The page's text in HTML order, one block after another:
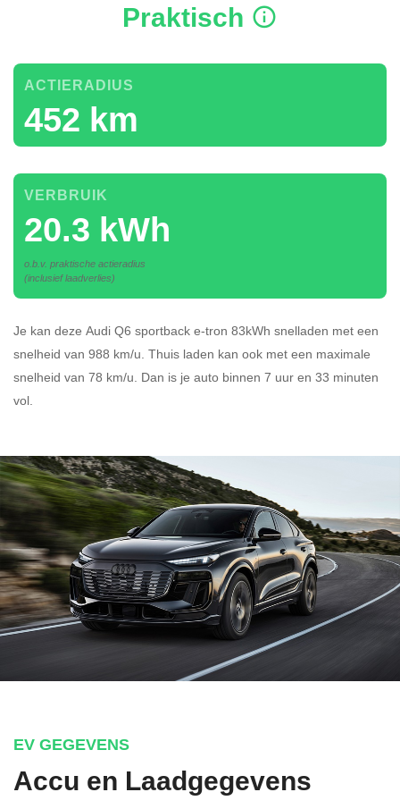
Praktisch
452 km
ACTIERADIUS
20.3 kWh
VERBRUIK
o.b.v. praktische actieradius
(inclusief laadverlies)
Je kan deze Audi Q6 sportback e-tron 83kWh snelladen met een
snelheid van 988 km/u. Thuis laden kan ook met een maximale
snelheid van 78 km/u. Dan is je auto binnen 7 uur en 33 minuten
vol.
EV GEGEVENS
Accu en Laadgegevens